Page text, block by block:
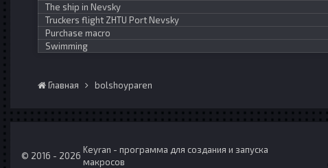
The ship in Nevsky
Truckers flight ZHTU Port Nevsky
Purchase macro
Swimming
Главная bolshoyparen
© 2016 - 2026
Keyran - программа для создания и запуска
макросов